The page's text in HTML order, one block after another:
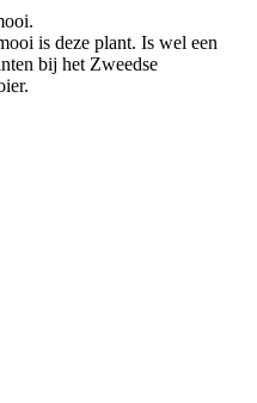
is deze plant. Is wel een
bij het Zweedse